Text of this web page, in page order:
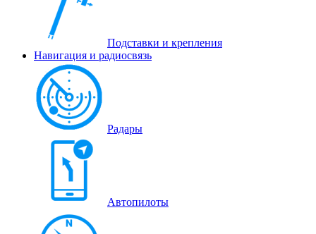
Подставки и крепления
Навигация и радиосвязь
Радары
Автопилоты